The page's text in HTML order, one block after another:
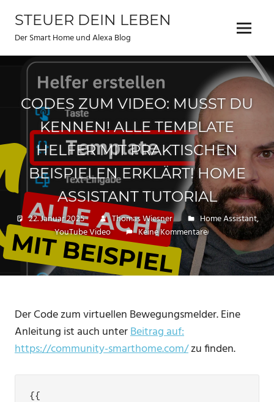
Inhalt
springen
STEUER DEIN LEBEN
Der Smart Home und Alexa Blog Menu
CODES ZUM VIDEO: MUSST DU
KENNEN! ALLE TEMPLATE
HELFER MIT PRAKTISCHEN
BEISPIELEN ERKLÄRT! HOME
ASSISTANT TUTORIAL
22. Januar 2025 Thomas Wiesner Home Assistant,
YouTube Video
Keine Kommentare
Der Code zum virtuellen Bewegungsmelder. Eine
Anleitung ist auch unterBeitrag auf:
https://community-smarthome.com/zu finden.
{{